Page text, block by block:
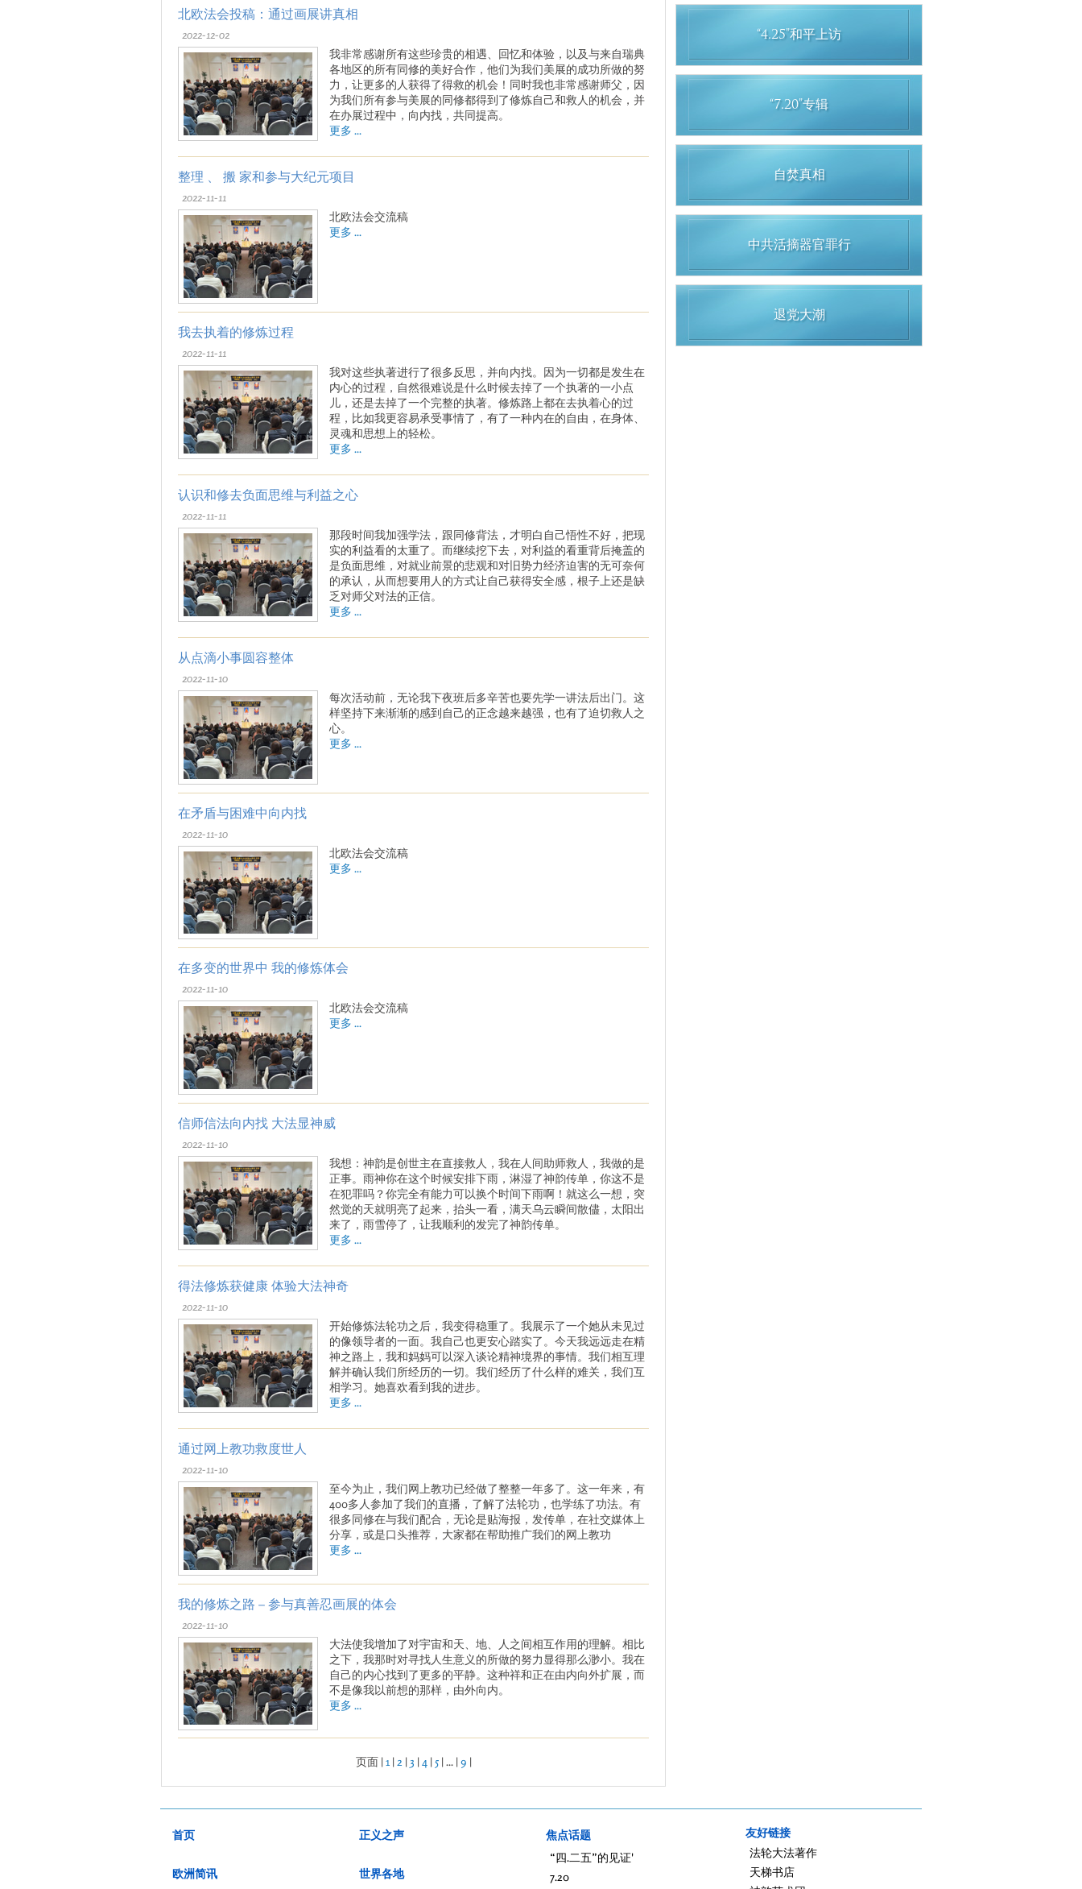
北欧法会投稿：通过画展讲真相
2022-12-02
我非常感谢所有这些珍贵的相遇、回忆和体验，以及与来自瑞典
各地区的所有同修的美好合作，他们为我们美展的成功所做的努
力，让更多的人获得了得救的机会！同时我也非常感谢师父，因
为我们所有参与美展的同修都得到了修炼自己和救人的机会，并
在办展过程中，向内找，共同提高。
更多 ...
整理 、 搬 家和参与大纪元项目
2022-11-11
北欧法会交流稿
更多 ...
我去执着的修炼过程
2022-11-11
我对这些执著进行了很多反思，并向内找。因为一切都是发生在
内心的过程，自然很难说是什么时候去掉了一个执著的一小点
儿，还是去掉了一个完整的执著。修炼路上都在去执着心的过
程，比如我更容易承受事情了，有了一种内在的自由，在身体、
灵魂和思想上的轻松。
更多 ...
认识和修去负面思维与利益之心
2022-11-11
那段时间我加强学法，跟同修背法，才明白自己悟性不好，把现
实的利益看的太重了。而继续挖下去，对利益的看重背后掩盖的
是负面思维，对就业前景的悲观和对旧势力经济迫害的无可奈何
的承认，从而想要用人的方式让自己获得安全感，根子上还是缺
乏对师父对法的正信。
更多 ...
从点滴小事圆容整体
2022-11-10
每次活动前，无论我下夜班后多辛苦也要先学一讲法后出门。这
样坚持下来渐渐的感到自己的正念越来越强，也有了迫切救人之
心。
更多 ...
在矛盾与困难中向内找
2022-11-10
北欧法会交流稿
更多 ...
在多变的世界中 我的修炼体会
2022-11-10
北欧法会交流稿
更多 ...
信师信法向内找 大法显神威
2022-11-10
我想：神韵是创世主在直接救人，我在人间助师救人，我做的是
正事。雨神你在这个时候安排下雨，淋湿了神韵传单，你这不是
在犯罪吗？你完全有能力可以换个时间下雨啊！就这么一想，突
然觉的天就明亮了起来，抬头一看，满天乌云瞬间散儘，太阳出
来了，雨雪停了，让我顺利的发完了神韵传单。
更多 ...
得法修炼获健康 体验大法神奇
2022-11-10
开始修炼法轮功之后，我变得稳重了。我展示了一个她从未见过
的像领导者的一面。我自己也更安心踏实了。今天我远远走在精
神之路上，我和妈妈可以深入谈论精神境界的事情。我们相互理
解并确认我们所经历的一切。我们经历了什么样的难关，我们互
相学习。她喜欢看到我的进步。
更多 ...
通过网上教功救度世人
2022-11-10
至今为止，我们网上教功已经做了整整一年多了。这一年来，有
400多人参加了我们的直播，了解了法轮功，也学练了功法。有
很多同修在与我们配合，无论是贴海报，发传单，在社交媒体上
分享，或是口头推荐，大家都在帮助推广我们的网上教功
更多 ...
我的修炼之路 – 参与真善忍画展的体会
2022-11-10
大法使我增加了对宇宙和天、地、人之间相互作用的理解。相比
之下，我那时对寻找人生意义的所做的努力显得那么渺小。我在
自己的内心找到了更多的平静。这种祥和正在由内向外扩展，而
不是像我以前想的那样，由外向内。
更多 ...
页面 |1 | 2 | 3 |4 |5| ... |9 |
“4.25”和平上访
“7.20”专辑
自焚真相
中共活摘器官罪行
退党大潮
首页
欧洲简讯
正义之声
世界各地
焦点话题
“四.二五”的见证'
7.20
友好链接
法轮大法著作
天梯书店